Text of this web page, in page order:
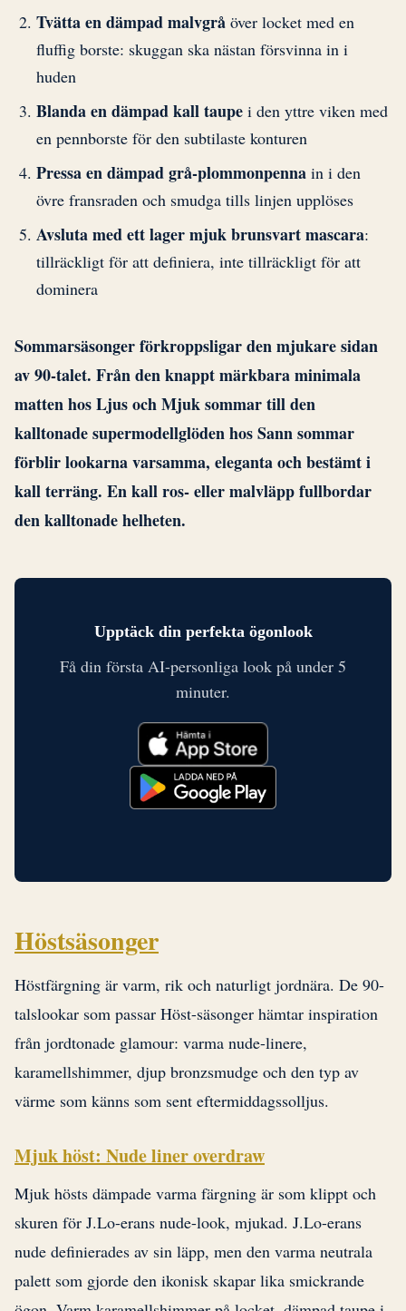
Tvätta en dämpad malvgrå över locket med en
fluffig borste: skuggan ska nästan försvinna in i
huden
Blanda en dämpad kall taupe i den yttre viken med
en pennborste för den subtilaste konturen
Pressa en dämpad grå-plommonpenna in i den
övre fransraden och smudga tills linjen upplöses
Avsluta med ett lager mjuk brunsvart mascara:
tillräckligt för att definiera, inte tillräckligt för att
dominera
Sommarsäsonger förkroppsligar den mjukare sidan
av 90-talet. Från den knappt märkbara minimala
matten hos Ljus och Mjuk sommar till den
kalltonade supermodellglöden hos Sann sommar
förblir lookarna varsamma, eleganta och bestämt i
kall terräng. En kall ros- eller malvläpp fullbordar
den kalltonade helheten.
Upptäck din perfekta ögonlook
Få din första AI-personliga look på under 5
minuter.
Höstsäsonger
Höstfärgning är varm, rik och naturligt jordnära. De 90-
talslookar som passar Höst-säsonger hämtar inspiration
från jordtonade glamour: varma nude-linere,
karamellshimmer, djup bronzsmudge och den typ av
värme som känns som sent eftermiddagssolljus.
Mjuk höst: Nude liner overdraw
Mjuk hösts dämpade varma färgning är som klippt och
skuren för J.Lo-erans nude-look, mjukad. J.Lo-erans
nude definierades av sin läpp, men den varma neutrala
palett som gjorde den ikonisk skapar lika smickrande